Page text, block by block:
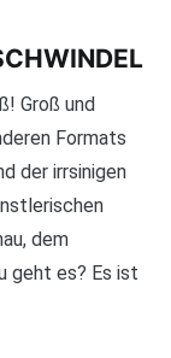
Groß und
Formats
der irrsinigen
dem
geht es? Es ist